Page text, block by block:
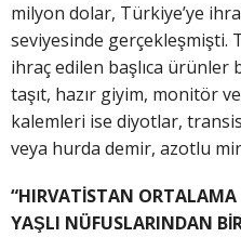
milyon dolar, Türkiye’ye
seviyesinde gerçekleşmişti.
ihraç edilen başlıca
taşıt, hazır giyim, monitör ve
kalemleri ise diyotlar,
veya hurda demir, azotlu
“HIRVATİSTAN
YAŞLI NÜFUSLARINDAN